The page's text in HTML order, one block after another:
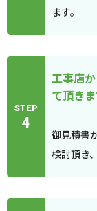
ます。
STEP
4
工事店
て頂き
御見積書
検討頂き